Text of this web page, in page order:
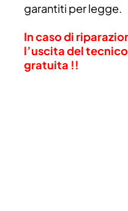
garantiti per legge.
In caso di
l’uscita del
gratuita !!